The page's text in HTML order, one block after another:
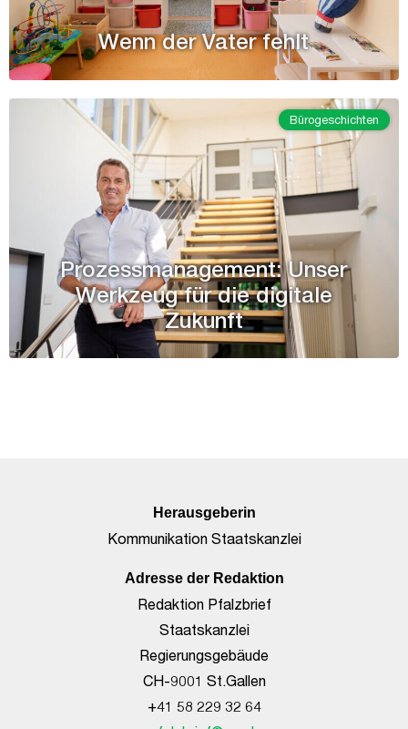
Wenn der Vater fehlt
Prozessmanagement: Unser
Werkzeug für die digitale
Zukunft
Bürogeschichten
Herausgeberin
Kommunikation Staatskanzlei
Adresse der Redaktion
Redaktion Pfalzbrief
Staatskanzlei
Regierungsgebäude
CH-9001 St.Gallen
+41 58 229 32 64